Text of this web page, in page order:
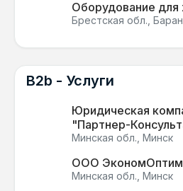
Оборудование для
Брестская обл.,
B2b - Услуги
Юридическая
"Партнер-
Минская обл., Минск
ООО ЭкономОптим
Минская обл., Минск